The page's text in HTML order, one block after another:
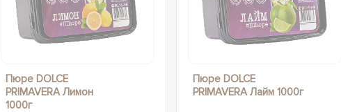
Пюре DOLCE
PRIMAVERA Лимон
1000г
Пюре DOLCE
PRIMAVERA Лайм 1000г